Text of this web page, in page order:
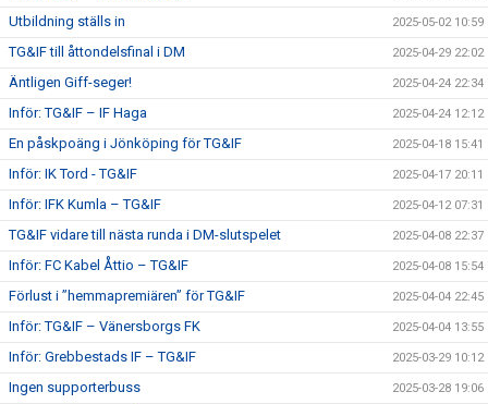
Utbildning ställs in 2025-05-02 10:59
TG&IF till åttondelsfinal i DM 2025-04-29 22:02
Äntligen Giff-seger! 2025-04-24 22:34
Inför: TG&IF – IF Haga 2025-04-24 12:12
En påskpoäng i Jönköping för TG&IF 2025-04-18 15:41
Inför: IK Tord - TG&IF 2025-04-17 20:11
Inför: IFK Kumla – TG&IF 2025-04-12 07:31
TG&IF vidare till nästa runda i DM-slutspelet 2025-04-08 22:37
Inför: FC Kabel Åttio – TG&IF 2025-04-08 15:54
Förlust i ”hemmapremiären” för TG&IF 2025-04-04 22:45
Inför: TG&IF – Vänersborgs FK 2025-04-04 13:55
Inför: Grebbestads IF – TG&IF 2025-03-29 10:12
Ingen supporterbuss 2025-03-28 19:06